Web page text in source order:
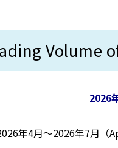
2026
年4月～2026年7月（